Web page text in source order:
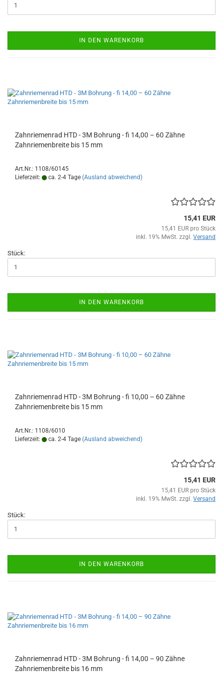
IN DEN WARENKORB
Zahnriemenrad HTD - 3M Bohrung - fi 14,00 – 60 Zähne
Zahnriemenbreite bis 15 mm
Art.Nr.: 1108/60145
Lieferzeit:
ca. 2-4 Tage (Ausland abweichend)
15,41 EUR
15,41 EUR pro Stück
inkl. 19% MwSt. zzgl. Versand
Stück:
IN DEN WARENKORB
Zahnriemenrad HTD - 3M Bohrung - fi 10,00 – 60 Zähne
Zahnriemenbreite bis 15 mm
Art.Nr.: 1108/6010
Lieferzeit:
ca. 2-4 Tage (Ausland abweichend)
15,41 EUR
15,41 EUR pro Stück
inkl. 19% MwSt. zzgl. Versand
Stück:
IN DEN WARENKORB
Zahnriemenrad HTD - 3M Bohrung - fi 14,00 – 90 Zähne
Zahnriemenbreite bis 16 mm